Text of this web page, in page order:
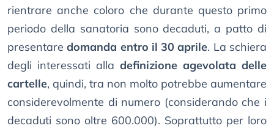
rientrare anche coloro che durante questo primo
periodo della sanatoria sono decaduti, a patto di
presentaredomanda entro il 30 aprile. La schiera
degli interessati alla definizione agevolata delle
cartelle, quindi, tra non molto potrebbe aumentare
considerevolmente di numero (considerando che i
decaduti sono oltre 600.000). Soprattutto per loro